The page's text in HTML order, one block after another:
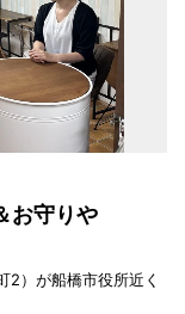
お守りや
2）が船橋市役所近く